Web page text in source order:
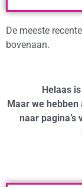
De meeste
bovenaan.
Helaas
Maar we
naar